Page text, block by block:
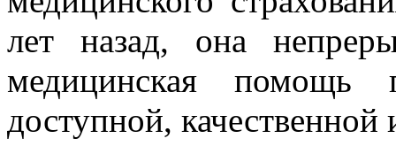
лет назад, она
медицинская
доступной,